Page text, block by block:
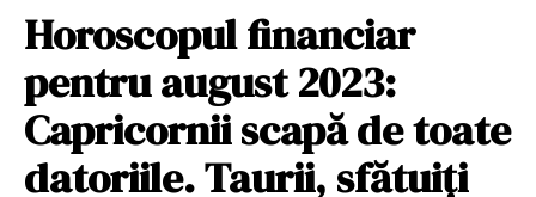
Horoscopul financiar
pentru august 2023:
Capricornii scapă de toate
datoriile. Taurii, sfătuiți